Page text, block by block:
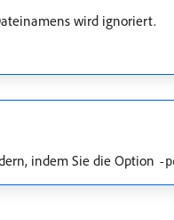
wird ignoriert.
indem Sie die Option -